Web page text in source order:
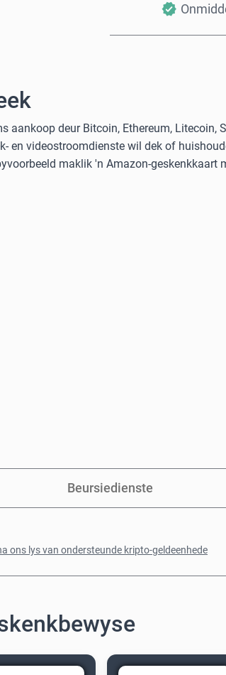
deur Bitcoin, Ethereum, Litecoin,
en videostroomdienste wil dek of
maklik 'n Amazon-geskenkkaart
Beursiedienste
ons lys van ondersteunde kripto-geldeenhede